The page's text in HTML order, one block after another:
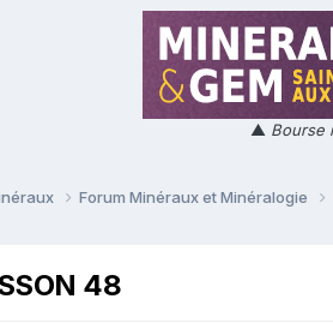
▲ Bourse
Forum Minéraux et Minéralogie
48